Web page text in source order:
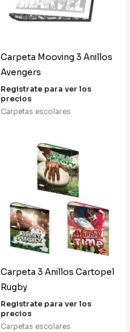
Carpeta Mooving 3 Anillos
Avengers
Registrate para ver los
precios
Carpetas escolares
Carpeta 3 Anillos Cartopel
Rugby
Registrate para ver los
precios
Carpetas escolares